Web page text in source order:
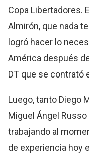
Copa Libertadores.
Almirón, que nada
logró hacer lo
América después
DT que se contrató
Luego, tanto Diego
Miguel Ángel
trabajando al
de experiencia hoy